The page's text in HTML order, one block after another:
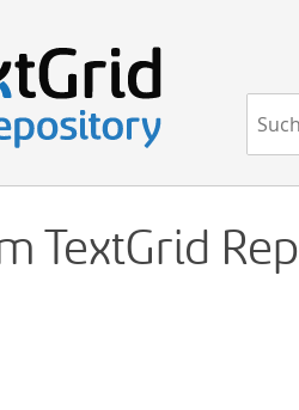
TextGrid